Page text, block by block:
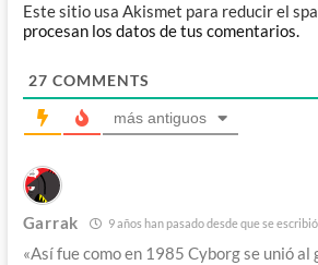
Este sitio usa Akismet para reducir el
procesan los datos de tus comentarios.
27 COMMENTS
más antiguos
Garrak 9 años han pasado desde que se
«Así fue como en 1985 Cyborg se unió al